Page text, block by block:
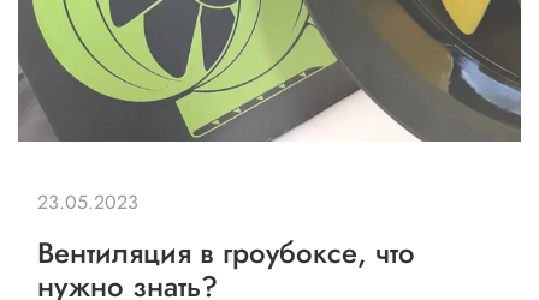
Вентиляция в гроубоксе, что
нужно знать?
23.05.2023